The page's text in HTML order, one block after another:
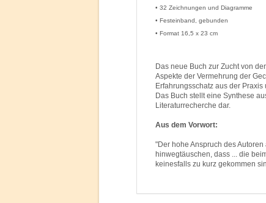
• 32 Zeichnungen und Diagramme
• Festeinband, gebunden
• Format 16,5 x 23 cm
Das neue Buch zur Zucht von
Aspekte der Vermehrung der
Erfahrungsschatz aus der
Das Buch stellt eine Synthese
Literaturrecherche dar.
Aus dem Vorwort:
"Der hohe Anspruch des
hinwegtäuschen, dass ... die
keinesfalls zu kurz gekommen